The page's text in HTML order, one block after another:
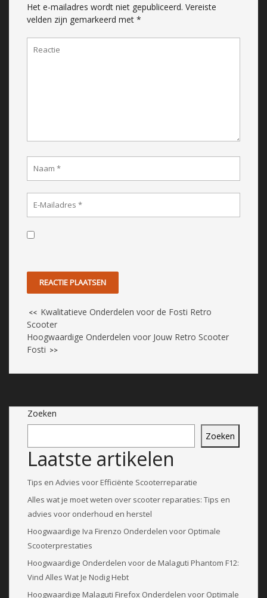
Het e-mailadres wordt niet gepubliceerd. Vereiste
velden zijn gemarkeerd met *
<< Kwalitatieve Onderdelen voor de Fosti Retro
Scooter
Hoogwaardige Onderdelen voor Jouw Retro Scooter
Fosti >>
Zoeken
Zoeken
Laatste artikelen
Tips en Advies voor Efficiënte Scooterreparatie
Alles wat je moet weten over scooter reparaties: Tips en
advies voor onderhoud en herstel
Hoogwaardige Iva Firenzo Onderdelen voor Optimale
Scooterprestaties
Hoogwaardige Onderdelen voor de Malaguti Phantom F12:
Vind Alles Wat Je Nodig Hebt
Hoogwaardige Malaguti Firefox Onderdelen voor Optimale